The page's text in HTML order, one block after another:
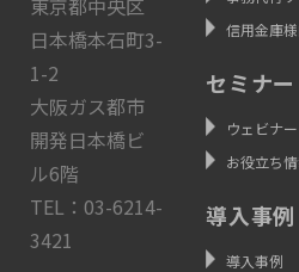
日本橋本石町3-
1-2
大阪ガス都市
開発日本橋ビ
ル6階
TEL：03-6214-
3421
信用金庫
セミナ
ウェビナ
お役立ち
導入事例
導入事例